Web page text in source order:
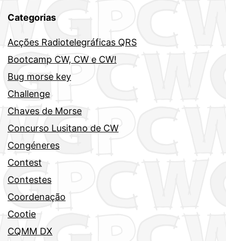
Categorias
Acções Radiotelegráficas QRS
Bootcamp CW, CW e CW!
Bug morse key
Challenge
Chaves de Morse
Concurso Lusitano de CW
Congéneres
Contest
Contestes
Coordenação
Cootie
CQMM DX